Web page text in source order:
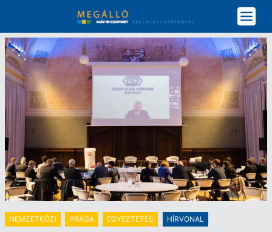
tartalomra
NEMZETKÖZI PRÁGA EGYEZTETÉS HÍRVONAL